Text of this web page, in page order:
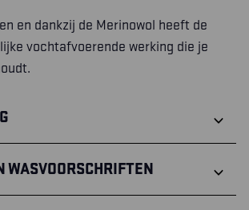
en dankzij de Merinowol heeft de
vochtafvoerende werking die je
WASVOORSCHRIFTEN